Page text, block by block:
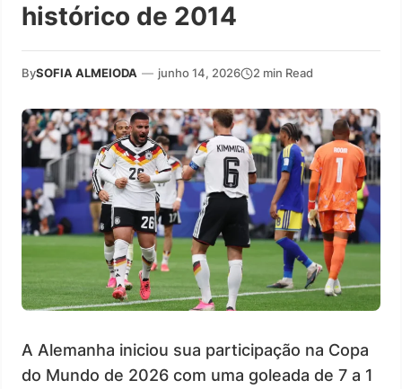
histórico de 2014
BySOFIA ALMEIODA — junho 14, 2026 2 min Read
A Alemanha iniciou sua participação na Copa
do Mundo de 2026 com uma goleada de 7 a 1